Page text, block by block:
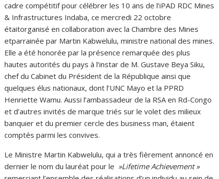
cadre compétitif pour célébrer les 10 ans de l’iPAD RDC Mines
& Infrastructures Indaba, ce mercredi 22 octobre
étaitorganisé en collaboration avec la Chambre des Mines
etparrainée par Martin Kabwelulu, ministre national des mines.
Elle a été honorée par la présence remarquée des plus
hautes autorités du pays à l’instar de M. Gustave Beya Siku,
chef du Cabinet du Président de la République ainsi que
quelques élus nationaux, dont l’UNC Mayo et la PPRD
Henriette Wamu. Aussi l’ambassadeur de la RSA en Rd-Congo
et d’autres invités de marque triés sur le volet des milieux
banquier et du premier cercle des business man, étaient
comptés parmi les convives.
Le Ministre Martin Kabwelulu, qui a très fièrement annoncé en
dernier le nom du lauréat pour le »Lifetime Achievement »